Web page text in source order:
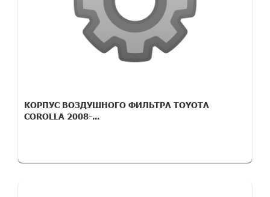
КОРПУС ВОЗДУШНОГО ФИЛЬТРА TOYOTA
COROLLA 2008-...